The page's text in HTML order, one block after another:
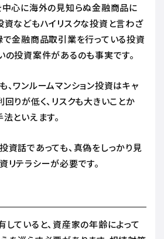
中心に海外の見知らぬ金融商品に
資などもハイリスクな投資と言わざ
で金融商品取引業を行っている投資
の投資案件があるのも事実です。
ワンルームマンション投資はキャ
りが低く、リスクも大きいことか
といえます。
資話であっても、真偽をしっかり見
リテラシーが必要です。
ていると、資産家の年齢によって